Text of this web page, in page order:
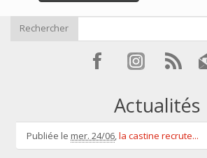
Rechercher
Actualités
Publiée le mer. 24/06,la castine recrute...